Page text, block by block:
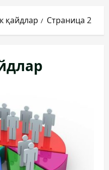
қайдлар Страница 2